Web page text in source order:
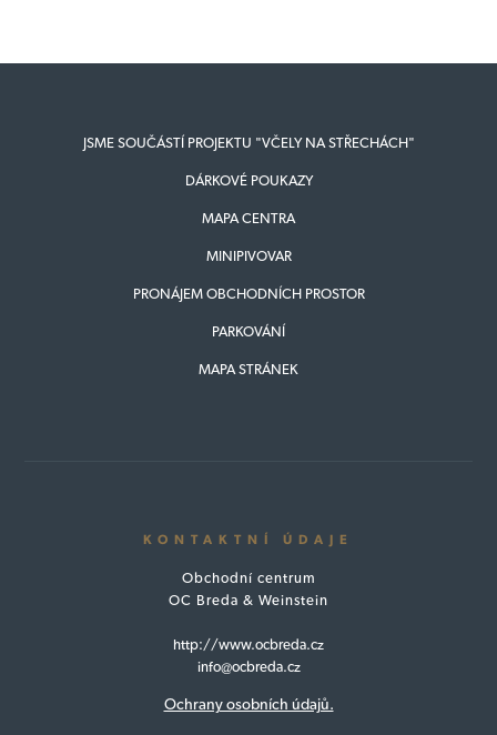
JSME SOUČÁSTÍ PROJEKTU "VČELY NA STŘECHÁCH"
DÁRKOVÉ POUKAZY
MAPA CENTRA
MINIPIVOVAR
PRONÁJEM OBCHODNÍCH PROSTOR
PARKOVÁNÍ
MAPA STRÁNEK
KONTAKTNÍ ÚDAJE
Obchodní centrum
OC Breda & Weinstein
http://www.ocbreda.cz
info@ocbreda.cz
Ochrany osobních údajů.